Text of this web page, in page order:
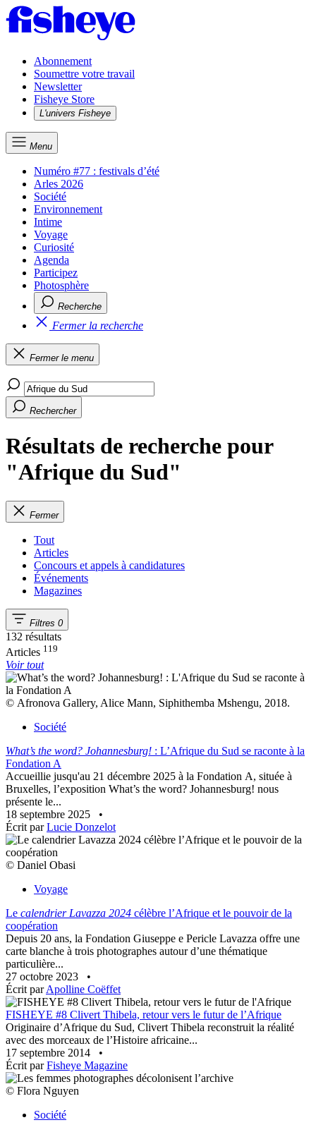
Abonnement
Soumettre votre travail
Newsletter
Fisheye Store
L'univers Fisheye
Menu
Numéro #77 : festivals d’été
Arles 2026
Société
Environnement
Intime
Voyage
Curiosité
Agenda
Participez
Photosphère
Recherche
Fermer la recherche
Fermer le menu
Rechercher
Résultats de recherche pour
"Afrique du Sud"
Fermer
Tout
Articles
Concours et appels à candidatures
Événements
Magazines
Filtres 0
132 résultats
Articles 119
Voir tout
© Afronova Gallery, Alice Mann, Siphithemba Mshengu, 2018.
Société
What’s the word? Johannesburg! : L’Afrique du Sud se raconte à la
Fondation A
Accueillie jusqu'au 21 décembre 2025 à la Fondation A, située à
Bruxelles, l’exposition What’s the word? Johannesburg! nous
présente le...
18 septembre 2025
•
Écrit parLucie Donzelot
© Daniel Obasi
Voyage
Le calendrier Lavazza 2024 célèbre l’Afrique et le pouvoir de la
coopération
Depuis 20 ans, la Fondation Giuseppe e Pericle Lavazza offre une
carte blanche à trois photographes autour d’une thématique
particulière...
27 octobre 2023
•
Écrit parApolline Coëffet
FISHEYE #8 Clivert Thibela, retour vers le futur de l’Afrique
Originaire d’Afrique du Sud, Clivert Thibela reconstruit la réalité
avec des morceaux de l’Histoire africaine...
17 septembre 2014
•
Écrit parFisheye Magazine
© Flora Nguyen
Société